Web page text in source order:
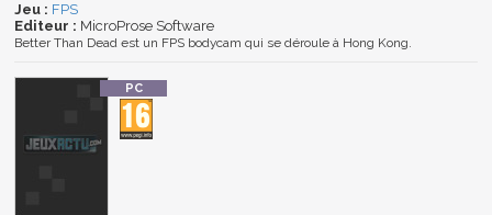
Jeu : FPS
Editeur : MicroProse Software
Better Than Dead est un FPS bodycam qui se déroule à Hong Kong.